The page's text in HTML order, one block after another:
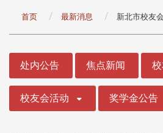
首页 最新消息 新北市校友会
处内公告 焦点新闻
校友会活动 奖学金公告